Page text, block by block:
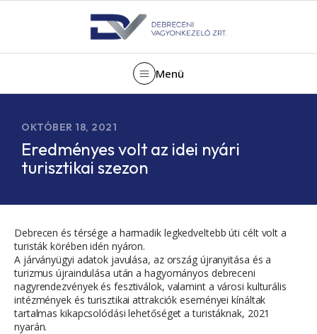
Menü
OKTÓBER 18, 2021
Eredményes volt az idei nyári
turisztikai szezon
Debrecen és térsége a harmadik legkedveltebb úti célt volt a
turisták körében idén nyáron.
A járványügyi adatok javulása, az ország újranyitása és a
turizmus újraindulása után a hagyományos debreceni
nagyrendezvények és fesztiválok, valamint a városi kulturális
intézmények és turisztikai attrakciók eseményei kínáltak
tartalmas kikapcsolódási lehetőséget a turistáknak, 2021
nyarán.